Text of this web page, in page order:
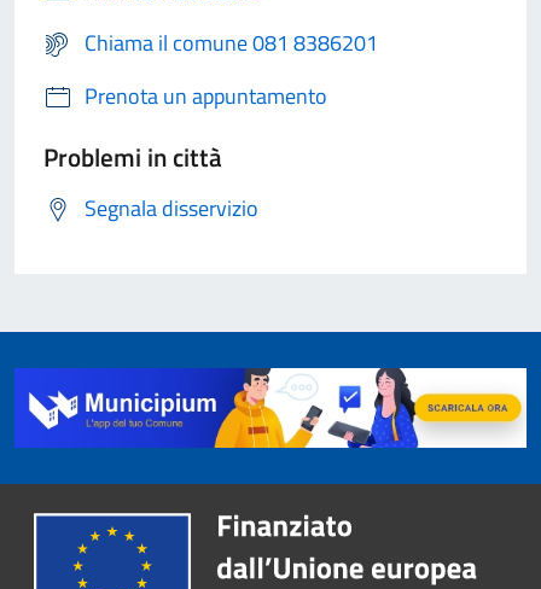
Chiama il comune 081 8386201
Prenota un appuntamento
Problemi in città
Segnala disservizio